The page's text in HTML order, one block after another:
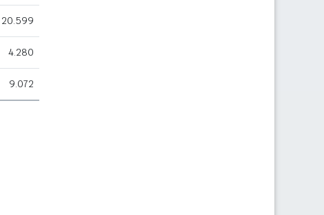
20.599
4.280
9.072